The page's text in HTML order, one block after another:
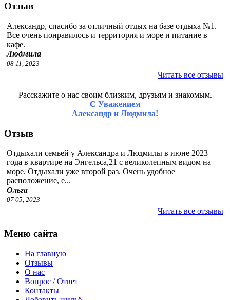
Отзыв
Александр, спасибо за отличный отдых на базе отдыха №1.
Все очень понравилось и территория и море и питание в
кафе.
Людмила
08 11, 2023
Читать все отзывы
Расскажите о нас своим близким, друзьям и знакомым.
С Уважением
Александр и Людмила!
Отзыв
Отдыхали семьей у Александра и Людмилы в июне 2023
года в квартире на Энгельса,21 с великолепным видом на
море. Отдыхали уже второй раз. Очень удобное
расположение, е...
Ольга
07 05, 2023
Читать все отзывы
Меню сайта
На главную
Отзывы
О нас
Вопрос / Ответ
Контакты